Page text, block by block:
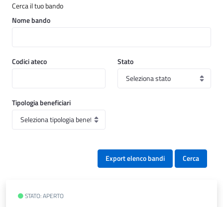
Cerca il tuo bando
Nome bando
Codici ateco Stato
Tipologia beneficiari
Export elenco bandi Cerca
STATO: APERTO